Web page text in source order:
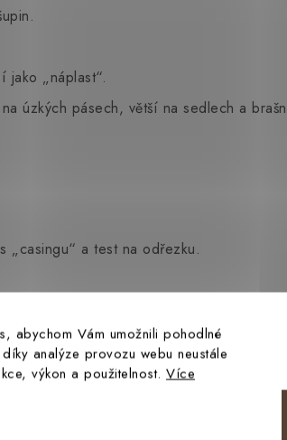
abychom Vám umožnili pohodlné
analýze provozu webu neustále
výkon a použitelnost. Více
jako „náplast“.
úzkých pásech, větší na sedlech a
„casingu“ a test na odřezku.
Vyznačte si baseline a kontrolní
kladivo stejné hmotnosti po